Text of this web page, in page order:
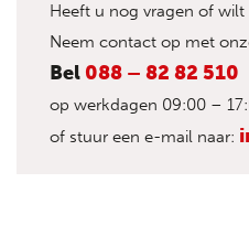
Heeft u nog vragen of wilt
Neem contact op met
Bel 088 – 82 82 510
op werkdagen 09:00 –
of stuur een e-mail naar: